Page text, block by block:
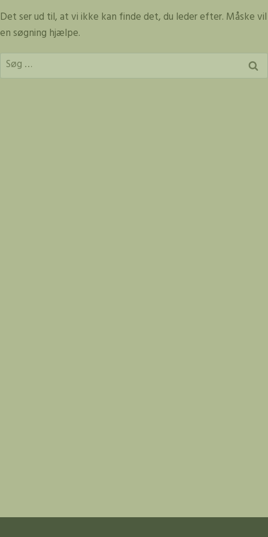
til
indhold
Det ser ud til, at vi ikke kan finde det, du leder efter. Måske vil
en søgning hjælpe.
Søg
efter: